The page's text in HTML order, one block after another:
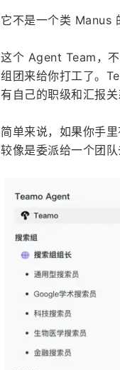
它不是一个类 Manus
这个 Agent Team，
组团来给你打工了。
有自己的职级和汇报关
简单来说，如果你手
较像是委派给一个团队